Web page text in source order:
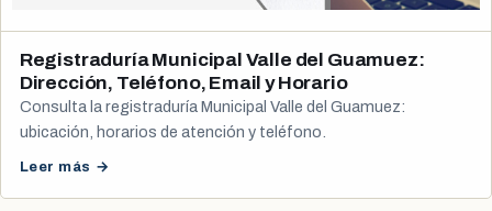
Registraduría Municipal Valle del Guamuez:
Dirección, Teléfono, Email y Horario
Consulta la registraduría Municipal Valle del Guamuez:
ubicación, horarios de atención y teléfono.
Leer más →